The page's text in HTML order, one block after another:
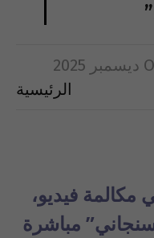
الرئيسية
فيديو،
مباشرة